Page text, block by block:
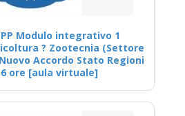
Modulo integrativo 1
? Zootecnia (Settore
Accordo Stato Regioni
ore [aula virtuale]